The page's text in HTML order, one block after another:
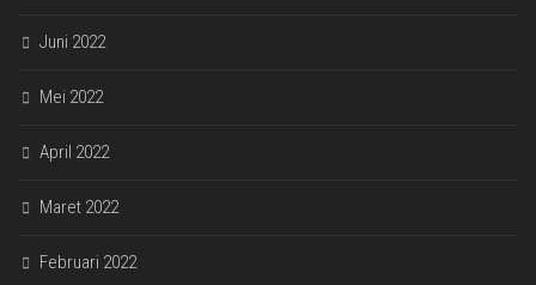
Juni 2022
Mei 2022
April 2022
Maret 2022
Februari 2022